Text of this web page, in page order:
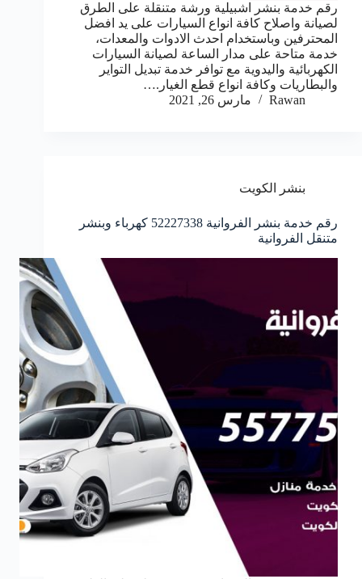
رقم خدمة بنشر اشبيلية ورشة متنقلة على الطرق
لصيانة واصلاح كافة انواع السيارات على يد افضل
المحترفين وباستخدام احدث الادوات والمعدات،
خدمة متاحة على مدار الساعة لصيانة السيارات
الكهربائية واليدوية مع توافر خدمة تبديل التواير
والبطاريات وكافة انواع قطع الغيار.…
Rawan
مارس 26, 2021
بنشر الكويت
رقم خدمة بنشر الفروانية 52227338 كهرباء وبنشر
متنقل الفروانية